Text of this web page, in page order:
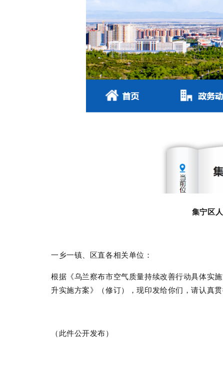
集宁区
一乡一镇、区直各相关单位：
根据《乌兰察布市空气质量持续改善行动具体实
升实施方案》（修订），现印发给你们，请认真贯
（此件公开发布）